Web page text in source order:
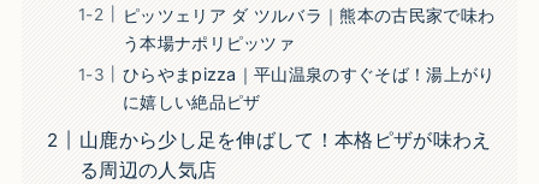
ピッツェリア ダ ツルバラ｜熊本の古民家で味わ
う本場ナポリピッツァ
ひらやまpizza｜平山温泉のすぐそば！湯上がり
に嬉しい絶品ピザ
山鹿から少し足を伸ばして！本格ピザが味わえ
る周辺の人気店